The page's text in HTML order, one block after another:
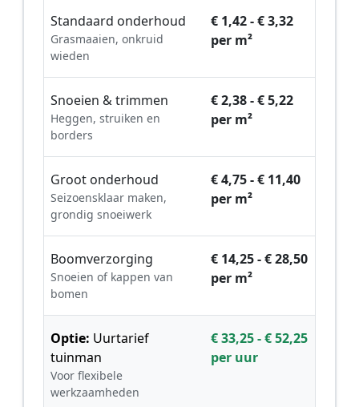
Standaard onderhoud
Grasmaaien, onkruid
wieden
€ 1,42 - € 3,32
per m²
Snoeien & trimmen
Heggen, struiken en
borders
€ 2,38 - € 5,22
per m²
Groot onderhoud
Seizoensklaar maken,
grondig snoeiwerk
€ 4,75 - € 11,40
per m²
Boomverzorging
Snoeien of kappen van
bomen
€ 14,25 - € 28,50
per m²
Optie: Uurtarief
tuinman
Voor flexibele
werkzaamheden
€ 33,25 - € 52,25
per uur